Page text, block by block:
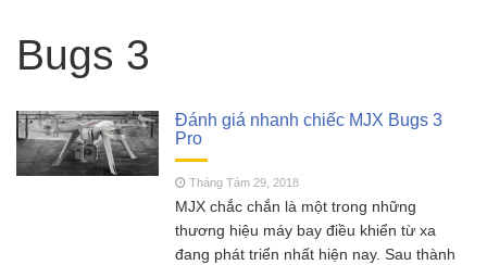
thường gặp của tàu thuyền rc điều khiển từ xa
Feilun
FT011 có còn đáng mua khi SR65 đã quá bá
đạo?
Tháng Năm 13, 2023
SCY 16303 – Đúng nhận
sai cãi liệu có nên mua siêu phẩm xe drift
MJX Hyper go 16207 –
Siêu phẩm không đối thủ trong phân khúc 2
Bugs 3
Đánh giá nhanh chiếc MJX Bugs 3
Pro
Tháng Tám 29, 2018
MJX chắc chắn là một trong những
thương hiệu máy bay điều khiển từ xa
đang phát triển nhất hiện nay. Sau thành